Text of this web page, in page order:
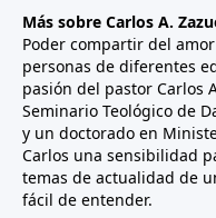
Más sobre Carlos A.
Poder compartir del
personas de diferentes
pasión del pastor Carlos
Seminario Teológico de
y un doctorado en
Carlos una sensibilidad
temas de actualidad de
fácil de entender.